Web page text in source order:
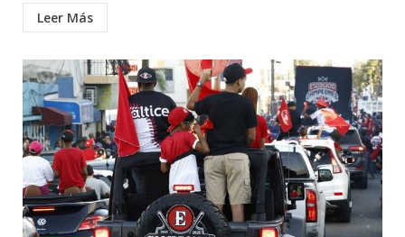
Leer Más